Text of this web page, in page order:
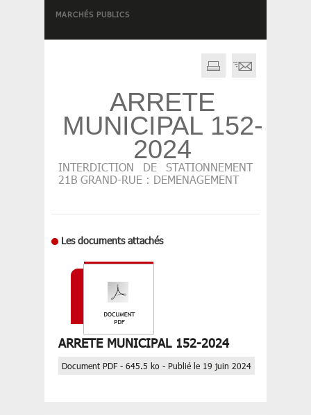
MARCHÉS PUBLICS
ARRETE
MUNICIPAL 152-
2024
INTERDICTION DE STATIONNEMENT
21B GRAND-RUE : DEMENAGEMENT
Les documents attachés
ARRETE MUNICIPAL 152-2024
Document PDF - 645.5 ko - Publié le 19 juin 2024